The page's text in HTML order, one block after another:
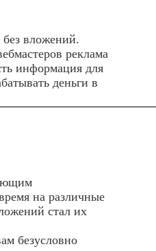
без вложений.
реклама
информация для
деньги в
на различные
стал их
безусловно